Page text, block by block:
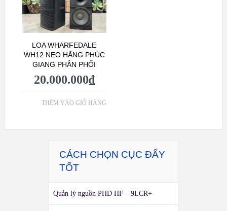
LOA WHARFEDALE
WH12 NEO HÃNG PHÚC
GIANG PHÂN PHỐI
20.000.000₫
THÊM VÀO GIỎ HÀNG
CÁCH CHỌN CỤC ĐẨY
TỐT
Quản lý nguồn PHD HF – 9LCR+